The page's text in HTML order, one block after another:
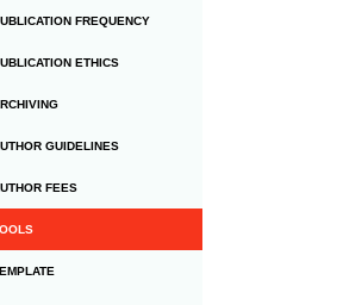
FREQUENCY
ETHICS
GUIDELINES
FEES